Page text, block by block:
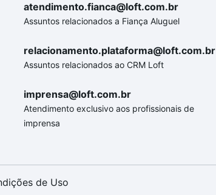
atendimento.fianca@loft.com.br
Assuntos relacionados a Fiança Aluguel
relacionamento.plataforma@loft.com.br
Assuntos relacionados ao CRM Loft
imprensa@loft.com.br
Atendimento exclusivo aos profissionais de
imprensa
de Uso